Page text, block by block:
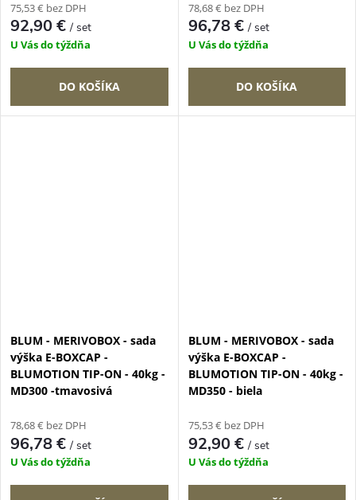
75,53 € bez DPH
92,90 €/ set
U Vás do týždňa
DO KOŠÍKA
78,68 € bez DPH
96,78 €/ set
U Vás do týždňa
DO KOŠÍKA
BLUM - MERIVOBOX - sada
výška E-BOXCAP -
BLUMOTION TIP-ON - 40kg -
MD300 -tmavosivá
78,68 € bez DPH
96,78 €/ set
U Vás do týždňa
BLUM - MERIVOBOX - sada
výška E-BOXCAP -
BLUMOTION TIP-ON - 40kg -
MD350 - biela
75,53 € bez DPH
92,90 €/ set
U Vás do týždňa